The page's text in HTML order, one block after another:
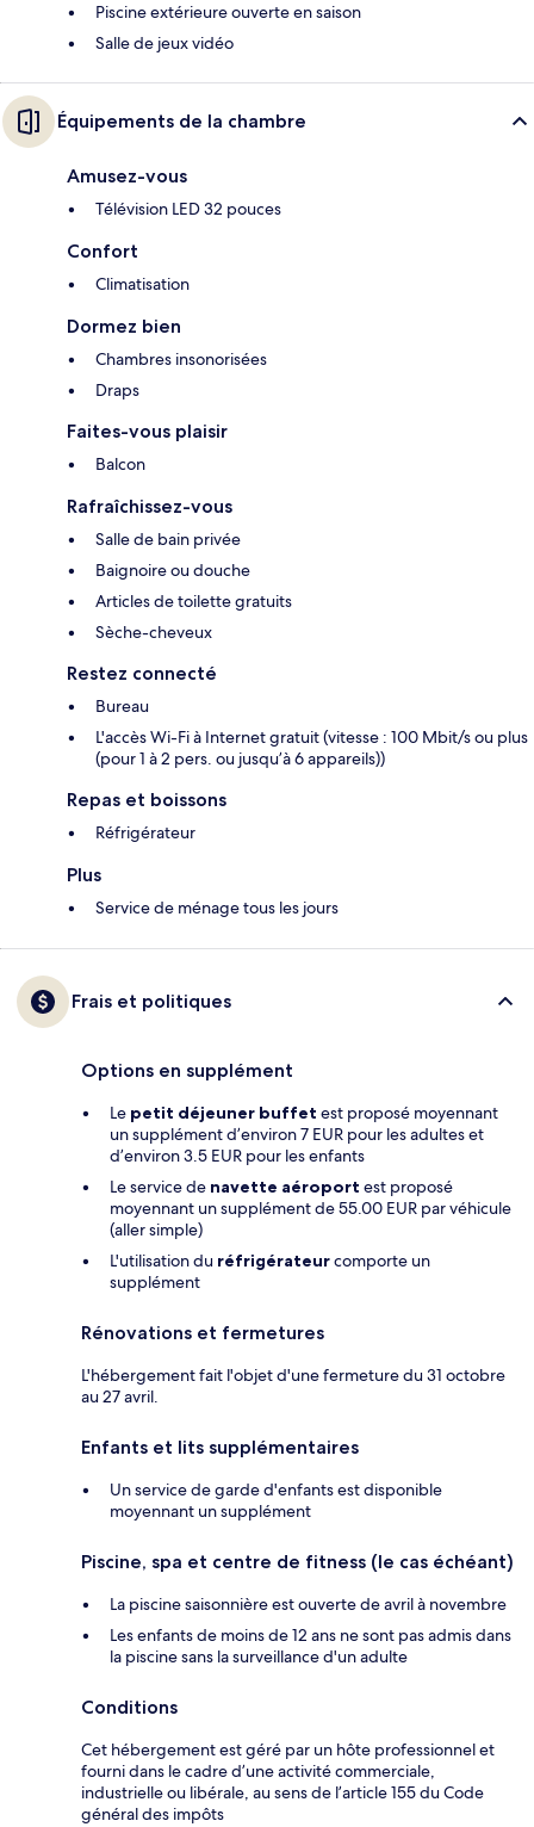
Piscine extérieure ouverte en saison
Salle de jeux vidéo
Équipements de la chambre
Amusez-vous
Télévision LED 32 pouces
Confort
Climatisation
Dormez bien
Chambres insonorisées
Draps
Faites-vous plaisir
Balcon
Rafraîchissez-vous
Salle de bain privée
Baignoire ou douche
Articles de toilette gratuits
Sèche-cheveux
Restez connecté
Bureau
L'accès Wi-Fi à Internet gratuit (vitesse : 100 Mbit/s ou plus
(pour 1 à 2 pers. ou jusqu’à 6 appareils))
Repas et boissons
Réfrigérateur
Plus
Service de ménage tous les jours
Frais et politiques
Options en supplément
Le petit déjeuner buffet est proposé moyennant
un supplément d’environ 7 EUR pour les adultes et
d’environ 3.5 EUR pour les enfants
Le service de navette aéroport est proposé
moyennant un supplément de 55.00 EUR par véhicule
(aller simple)
L'utilisation du réfrigérateurcomporte un
supplément
Rénovations et fermetures
L'hébergement fait l'objet d'une fermeture du 31 octobre
au 27 avril.
Enfants et lits supplémentaires
Un service de garde d'enfants est disponible
moyennant un supplément
Piscine, spa et centre de fitness (le cas échéant)
La piscine saisonnière est ouverte de avril à novembre
Les enfants de moins de 12 ans ne sont pas admis dans
la piscine sans la surveillance d'un adulte
Conditions
Cet hébergement est géré par un hôte professionnel et
fourni dans le cadre d’une activité commerciale,
industrielle ou libérale, au sens de l’article 155 du Code
général des impôts